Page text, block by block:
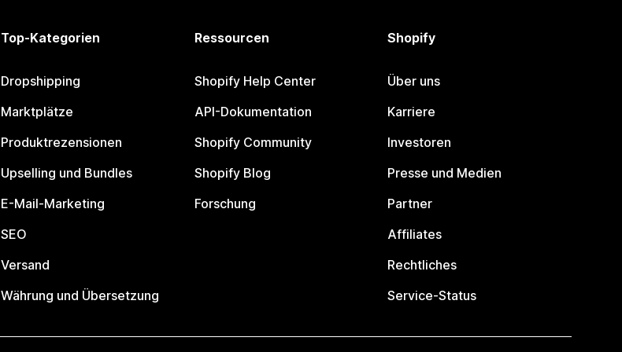
Top-Kategorien
Dropshipping
Marktplätze
Produktrezensionen
Upselling und Bundles
E-Mail-Marketing
SEO
Versand
Währung und Übersetzung
Ressourcen
Shopify Help Center
API-Dokumentation
Shopify Community
Shopify Blog
Forschung
Shopify
Über uns
Karriere
Investoren
Presse und Medien
Partner
Affiliates
Rechtliches
Service-Status